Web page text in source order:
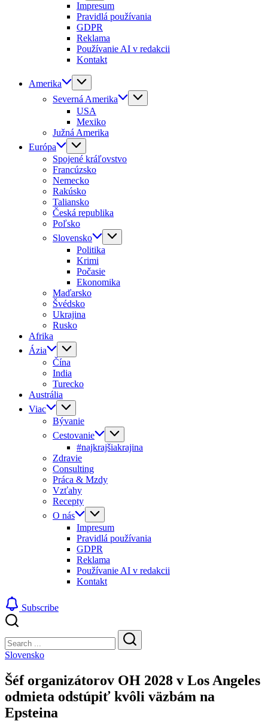
Impresum
Pravidlá používania
GDPR
Reklama
Používanie AI v redakcii
Kontakt
Amerika
Severná Amerika
USA
Mexiko
Južná Amerika
Európa
Spojené kráľovstvo
Francúzsko
Nemecko
Rakúsko
Taliansko
Česká republika
Poľsko
Slovensko
Politika
Krimi
Počasie
Ekonomika
Maďarsko
Švédsko
Ukrajina
Rusko
Afrika
Ázia
Čína
India
Turecko
Austrália
Viac
Bývanie
Cestovanie
#najkrajšiakrajina
Zdravie
Consulting
Práca & Mzdy
Vzťahy
Recepty
O nás
Impresum
Pravidlá používania
GDPR
Reklama
Používanie AI v redakcii
Kontakt
Subscribe
Search
Search
Slovensko
Šéf organizátorov OH 2028 v Los Angeles
odmieta odstúpiť kvôli väzbám na
Epsteina